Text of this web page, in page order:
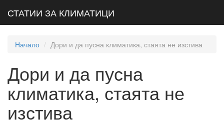
СТАТИИ ЗА КЛИМАТИЦИ
Начало Дори и да пусна климатика, стаята не изстива
Дори и да пусна
климатика, стаята не
изстива